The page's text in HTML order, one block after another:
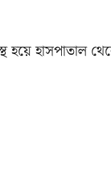
হয়ে হাসপাতাল